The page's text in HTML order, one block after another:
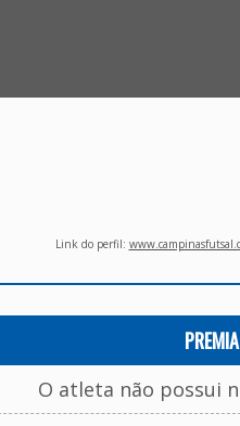
Link do perfil:
O atleta não possui